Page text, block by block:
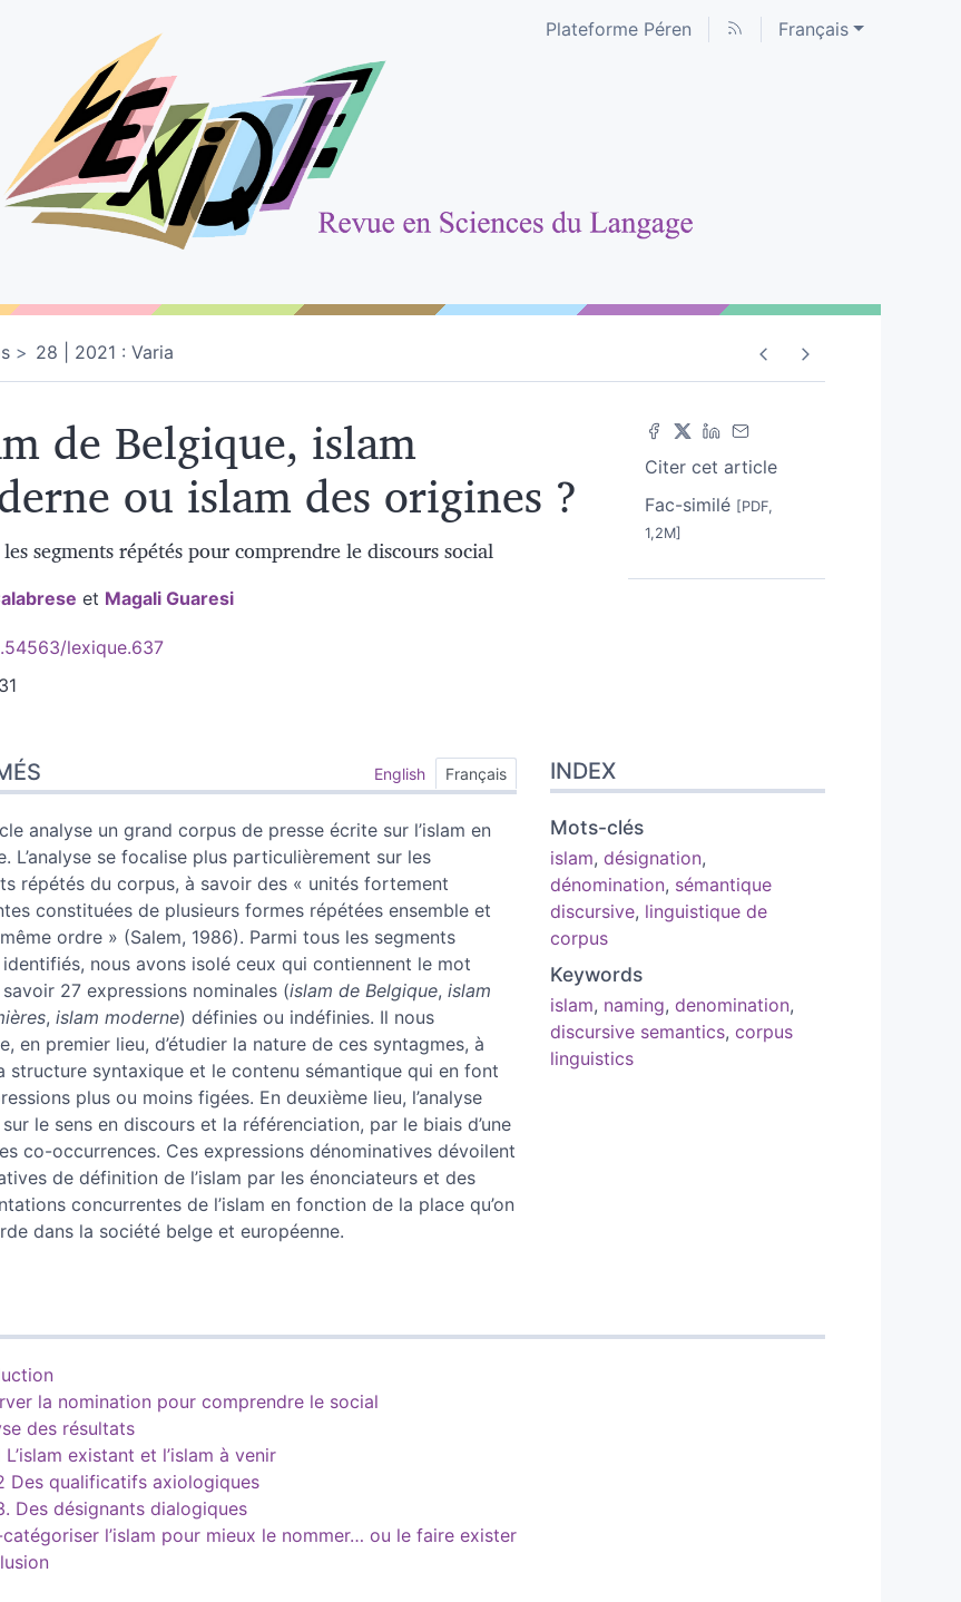
Plateforme Péren Français
28 | 2021 : Varia
Citer cet article
Fac-similé [PDF,
1,2M]
de Belgique, islam
ou islam des origines ?
segments répétés pour comprendre le discours social
et Magali Guaresi
lexique.637
article
English Français
analyse un grand corpus de presse écrite sur l’islam en
L’analyse se focalise plus particulièrement sur les
répétés du corpus, à savoir des « unités fortement
constituées de plusieurs formes répétées ensemble et
ordre » (Salem, 1986). Parmi tous les segments
nous avons isolé ceux qui contiennent le mot
savoir 27 expressions nominales (islam de Belgique, islam
, islam moderne) définies ou indéfinies. Il nous
en premier lieu, d’étudier la nature de ces syntagmes, à
structure syntaxique et le contenu sémantique qui en font
plus ou moins figées. En deuxième lieu, l’analyse
le sens en discours et la référenciation, par le biais d’une
co-occurrences. Ces expressions dénominatives dévoilent
de définition de l’islam par les énonciateurs et des
concurrentes de l’islam en fonction de la place qu’on
dans la société belge et européenne.
INDEX
Mots-clés
islam,désignation,
dénomination, sémantique
discursive, linguistique de
corpus
Keywords
islam, naming,denomination,
discursive semantics,corpus
linguistics
la nomination pour comprendre le social
des résultats
L’islam existant et l’islam à venir
Des qualificatifs axiologiques
Des désignants dialogiques
catégoriser l’islam pour mieux le nommer… ou le faire exister